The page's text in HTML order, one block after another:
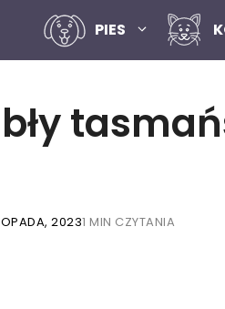
PIES
20231 MIN CZYTANIA